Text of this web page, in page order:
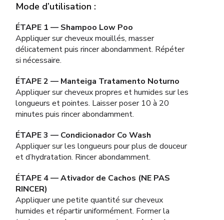
Mode d’utilisation :
ÉTAPE 1 — Shampoo Low Poo
Appliquer sur cheveux mouillés, masser
délicatement puis rincer abondamment. Répéter
si nécessaire.
ÉTAPE 2 — Manteiga Tratamento Noturno
Appliquer sur cheveux propres et humides sur les
longueurs et pointes. Laisser poser 10 à 20
minutes puis rincer abondamment.
ÉTAPE 3 — Condicionador Co Wash
Appliquer sur les longueurs pour plus de douceur
et d’hydratation. Rincer abondamment.
ÉTAPE 4 — Ativador de Cachos (NE PAS
RINCER)
Appliquer une petite quantité sur cheveux
humides et répartir uniformément. Former la